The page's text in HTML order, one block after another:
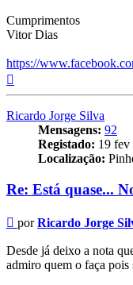
Cumprimentos
Vitor Dias
https://
Ricardo Jorge Silva
Mensagens: 92
Registado: 19 fev
Localização:
Re: Está quase...
Mensagem
porRicardo Jorge
Desde já deixo a nota
admiro quem o faça pois